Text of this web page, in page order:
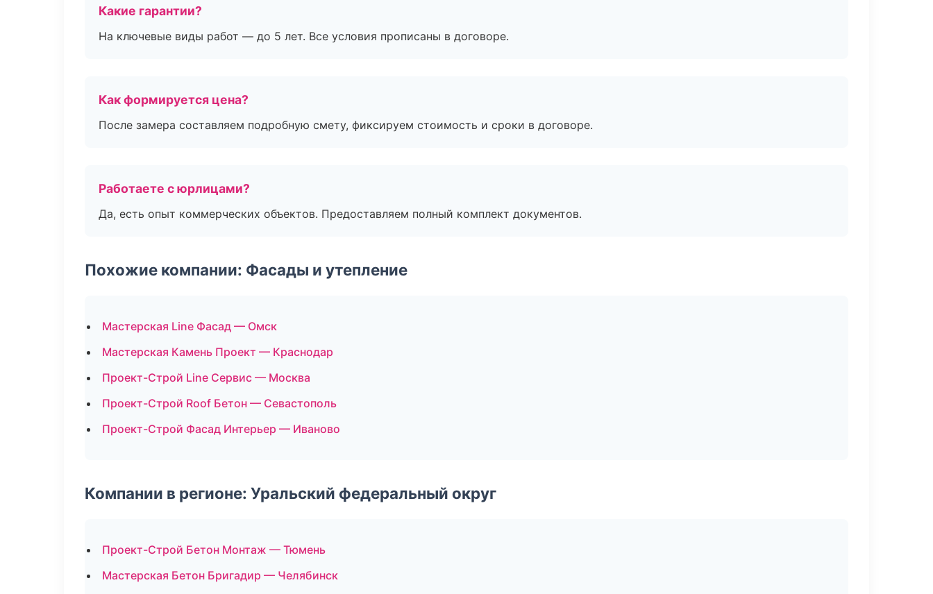
Какие гарантии?
На ключевые виды работ — до 5 лет. Все условия прописаны в договоре.
Как формируется цена?
После замера составляем подробную смету, фиксируем стоимость и сроки в договоре.
Работаете с юрлицами?
Да, есть опыт коммерческих объектов. Предоставляем полный комплект документов.
Похожие компании: Фасады и утепление
Мастерская Line Фасад — Омск
Мастерская Камень Проект — Краснодар
Проект-Строй Line Сервис — Москва
Проект-Строй Roof Бетон — Севастополь
Проект-Строй Фасад Интерьер — Иваново
Компании в регионе: Уральский федеральный округ
Проект-Строй Бетон Монтаж — Тюмень
Мастерская Бетон Бригадир — Челябинск